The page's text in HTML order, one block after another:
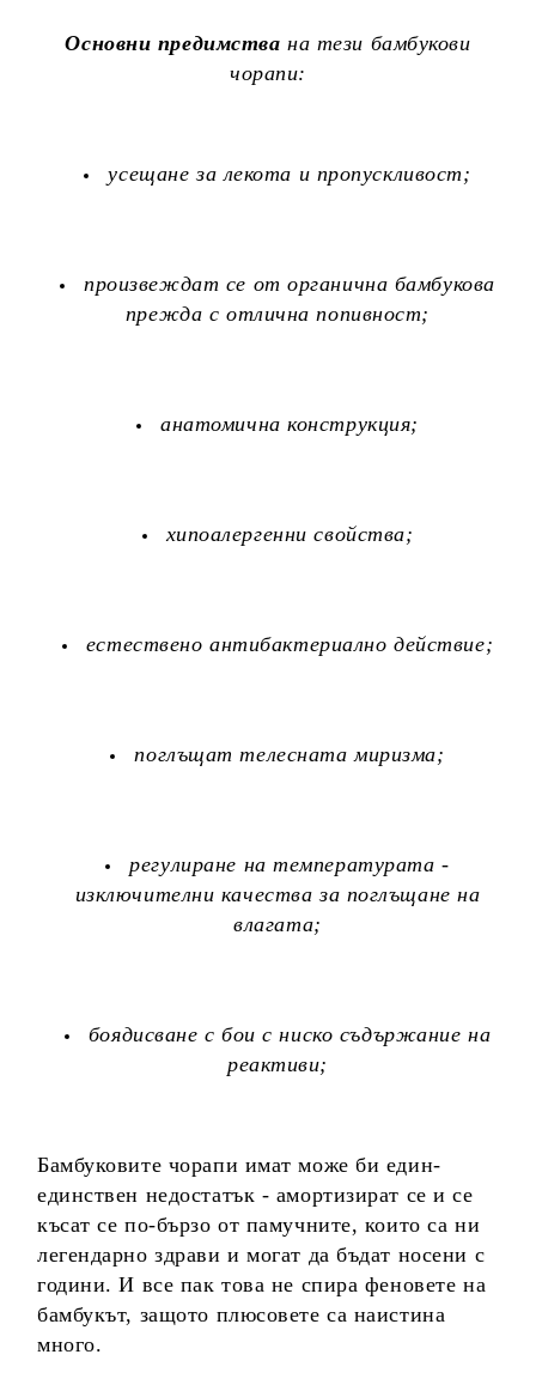
Основни предимства на тези бамбукови
чорапи:
усещане за лекота и пропускливост;
произвеждат се от органична бамбукова
прежда с отлична попивност;
анатомична конструкция;
хипоалергенни свойства;
естествено антибактериално действие;
поглъщат телесната миризма;
регулиране на температурата -
изключителни качества за поглъщане на
влагата;
боядисване с бои с ниско съдържание на
реактиви;
Бамбуковите чорапи имат може би един-
единствен недостатък - амортизират се и се
късат се по-бързо от памучните, които са ни
легендарно здрави и могат да бъдат носени с
години. И все пак това не спира феновете на
бамбукът, защото плюсовете са наистина
много.